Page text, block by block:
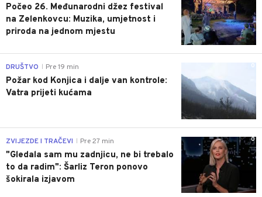
Počeo 26. Međunarodni džez festival
na Zelenkovcu: Muzika, umjetnost i
priroda na jednom mjestu
0
DRUŠTVO Pre 19 min
Požar kod Konjica i dalje van kontrole:
Vatra prijeti kućama
0
ZVIJEZDE I TRAČEVI Pre 27 min
"Gledala sam mu zadnjicu, ne bi trebalo
to da radim": Šarliz Teron ponovo
šokirala izjavom